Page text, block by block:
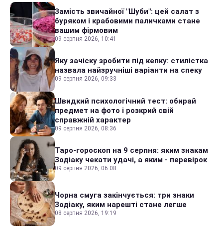
Замість звичайної "Шуби": цей салат з
буряком і крабовими паличками стане
вашим фірмовим
09 серпня 2026, 10:41
Яку зачіску зробити під кепку: стилістка
назвала найзручніші варіанти на спеку
09 серпня 2026, 09:33
Швидкий психологічний тест: обирай
предмет на фото і розкрий свій
справжній характер
09 серпня 2026, 08:36
Таро-гороскоп на 9 серпня: яким знакам
Зодіаку чекати удачі, а яким - перевірок
09 серпня 2026, 06:08
Чорна смуга закінчується: три знаки
Зодіаку, яким нарешті стане легше
08 серпня 2026, 19:19